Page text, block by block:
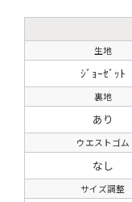
生地
ｼﾞｮｰｾﾞｯﾄ
裏地
あり
ウエストゴム
なし
サイズ調整